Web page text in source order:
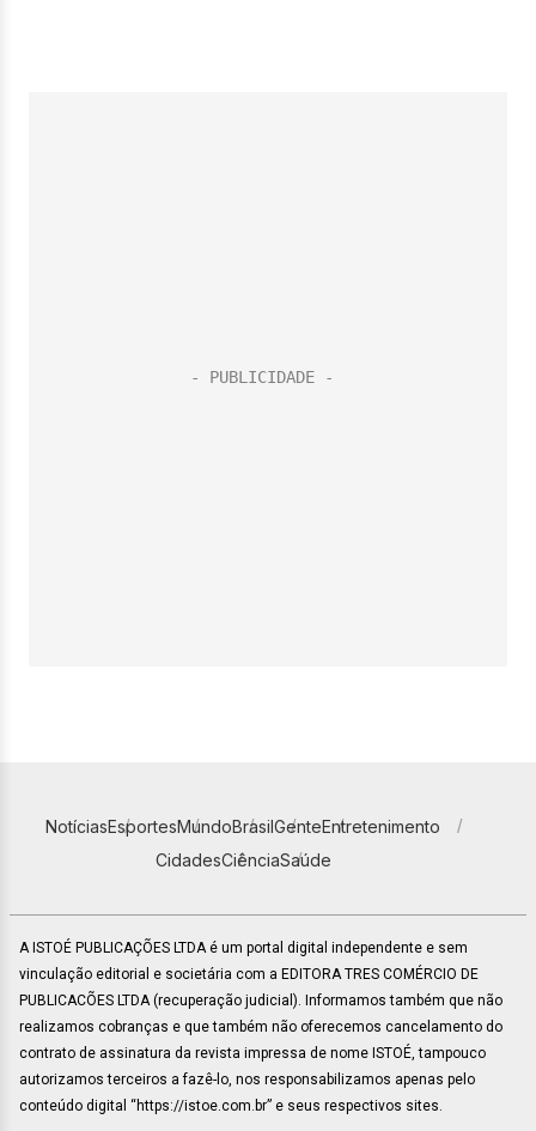
NotíciasEsportesMundoBrasilGenteEntretenimento
CidadesCiênciaSaúde
A ISTOÉ PUBLICAÇÕES LTDA é um portal digital independente e sem
vinculação editorial e societária com a EDITORA TRES COMÉRCIO DE
PUBLICACÕES LTDA (recuperação judicial). Informamos também que não
realizamos cobranças e que também não oferecemos cancelamento do
contrato de assinatura da revista impressa de nome ISTOÉ, tampouco
autorizamos terceiros a fazê-lo, nos responsabilizamos apenas pelo
conteúdo digital “https://istoe.com.br” e seus respectivos sites.